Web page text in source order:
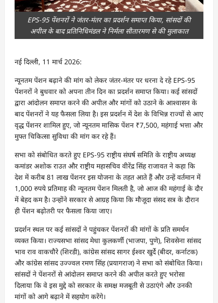
EPS-95 पेंशनरों ने जंतर-मंतर का प्रदर्शन समाप्त किया, सांसदों की
अपील के बाद प्रतिनिधिमंडल ने निर्मला सीतारमण से की मुलाकात
नई दिल्ली, 11 मार्च 2026:
न्यूनतम पेंशन बढ़ाने की मांग को लेकर जंतर-मंतर पर धरना दे रहे EPS-95
पेंशनरों ने बुधवार को अपना तीन दिन का प्रदर्शन समाप्त किया। कई सांसदों
द्वारा आंदोलन समाप्त करने की अपील और मांगों को उठाने के आश्वासन के
बाद पेंशनरों ने यह फैसला लिया है। इस प्रदर्शन में देश के विभिन्न राज्यों से आए
वृद्ध पेंशनर शामिल हुए, जो न्यूनतम मासिक पेंशन ₹7,500, महंगाई भत्ता और
मुफ्त चिकित्सा सुविधा की मांग कर रहे हैं।
सभा को संबोधित करते हुए EPS-95 राष्ट्रीय संघर्ष समिति के राष्ट्रीय अध्यक्ष
कमांडर अशोक राउत और राष्ट्रीय महासचिव वीरेंद्र सिंह राजावत ने कहा कि
देश में करीब 81 लाख पेंशनर इस योजना के तहत आते हैं और उन्हें वर्तमान में
1,000 रुपये प्रतिमाह की न्यूनतम पेंशन मिलती है, जो आज की महंगाई के दौर
में बेहद कम है। उन्होंने सरकार से आग्रह किया कि मौजूदा संसद सत्र के दौरान
ही पेंशन बढ़ोतरी पर फैसला किया जाए।
प्रदर्शन स्थल पर कई सांसदों ने पहुंचकर पेंशनरों की मांगों के प्रति समर्थन
व्यक्त किया। राज्यसभा सांसद मेधा कुलकर्णी (भाजपा, पुणे), शिवसेना सांसद
भाव राव वाकचौरे (शिरडी), कांग्रेस सांसद सागर ईश्वर खुर्दे (बीदर, कर्नाटक)
और कांग्रेस सांसद उज्ज्वल रमण सिंह (प्रयागराज) ने सभा को संबोधित किया।
सांसदों ने पेंशनरों से आंदोलन समाप्त करने की अपील करते हुए भरोसा
दिलाया कि वे इस मुद्दे को सरकार के समक्ष मजबूती से उठाएंगे और उनकी
मांगों को आगे बढ़ाने में सहयोग करेंगे।